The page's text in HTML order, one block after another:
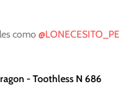
como@LONECESITO_PE
- Toothless N 686